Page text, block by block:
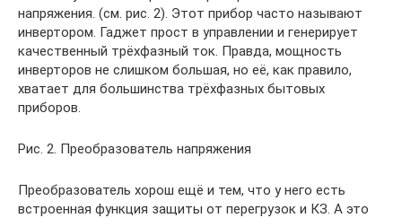
напряжения. (см. рис. 2). Этот прибор часто называют
инвертором. Гаджет прост в управлении и генерирует
качественный трёхфазный ток. Правда, мощность
инверторов не слишком большая, но её, как правило,
хватает для большинства трёхфазных бытовых
приборов.
Рис. 2. Преобразователь напряжения
Преобразователь хорош ещё и тем, что у него есть
встроенная функция защиты от перегрузок и КЗ. А это